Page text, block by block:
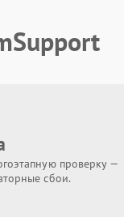
проверку —
сбои.